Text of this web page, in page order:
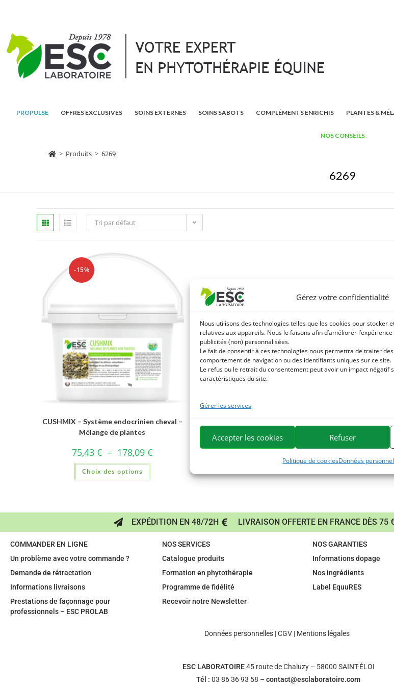
Gérez votre confidentialité
Nous utilisons des technologies telles que les cookies pour stocker
relatives aux appareils. Nous le faisons afin d’améliorer
publicités (non) personnalisées.
Le fait de consentir à ces technologies nous permettra de traiter
comportement de navigation ou des identifiants uniques sur ce site.
Le refus ou le retrait du consentement peut avoir un impact négatif
caractéristiques du site.
Gérer les services
Accepter les cookies Refuser
Politique de cookiesDonnées
PROPULSE OFFRES EXCLUSIVES SOINS EXTERNES SOINS SABOTS COMPLÉMENTS ENRICHIS PLANTES &
NOS CONSEILS
> Produits > 6269
6269
Tri par défaut
-15%
CUSHMIX – Système endocrinien cheval –
Mélange de plantes
75,43 € – 178,09 €
Choix des options
EXPÉDITION EN 48/72H LIVRAISON OFFERTE EN FRANCE DÈS 75
COMMANDER EN LIGNE
Un problème avec votre commande ?
Demande de rétractation
Informations livraisons
Prestations de façonnage pour
professionnels – ESC PROLAB
NOS SERVICES
Catalogue produits
Formation en phytothérapie
Programme de fidélité
Recevoir notre Newsletter
NOS GARANTIES
Informations dopage
Nos ingrédients
Label EquuRES
Données personnelles|CGV| Mentions légales
ESC LABORATOIRE45 route de Chaluzy – 58000 SAINT-ÉLOI
Tél : 03 86 36 93 58 –contact@esclaboratoire.com